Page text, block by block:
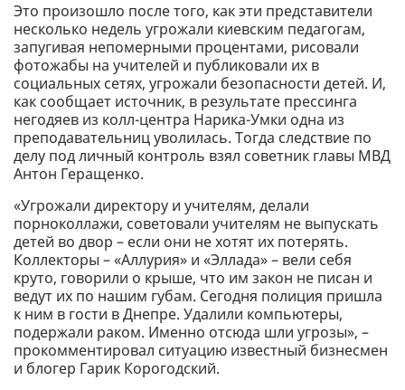
Это произошло после того, как эти представители
несколько недель угрожали киевским педагогам,
запугивая непомерными процентами, рисовали
фотожабы на учителей и публиковали их в
социальных сетях, угрожали безопасности детей. И,
как сообщает источник, в результате прессинга
негодяев из колл-центра Нарика-Умки одна из
преподавательниц уволилась. Тогда следствие по
делу под личный контроль взял советник главы МВД
Антон Геращенко.
«Угрожали директору и учителям, делали
порноколлажи, советовали учителям не выпускать
детей во двор – если они не хотят их потерять.
Коллекторы – «Аллурия» и «Эллада» – вели себя
круто, говорили о крыше, что им закон не писан и
ведут их по нашим губам. Сегодня полиция пришла
к ним в гости в Днепре. Удалили компьютеры,
подержали раком. Именно отсюда шли угрозы», –
прокомментировал ситуацию известный бизнесмен
и блогер Гарик Корогодский.